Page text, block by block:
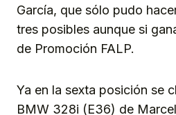
García, que sólo pudo
tres posibles aunque si
de Promoción FALP.
Ya en la sexta posición se
BMW 328i (E36) de